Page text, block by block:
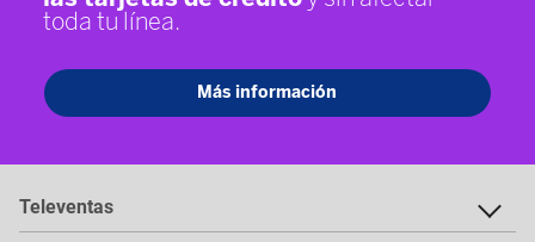
Televentas